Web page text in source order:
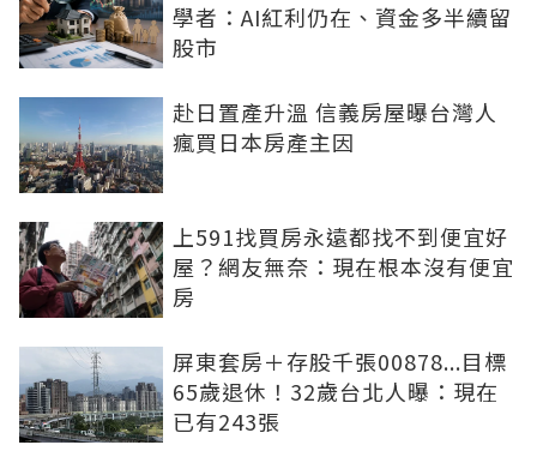
學者：AI紅利仍在、資金多半續留
股市
赴日置產升溫 信義房屋曝台灣人
瘋買日本房產主因
上591找買房永遠都找不到便宜好
屋？網友無奈：現在根本沒有便宜
房
屏東套房＋存股千張00878...目標
65歲退休！32歲台北人曝：現在
已有243張